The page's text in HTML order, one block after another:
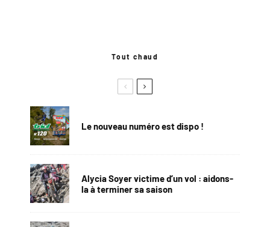
Tout chaud
Le nouveau numéro est dispo !
Alycia Soyer victime d’un vol : aidons-
la à terminer sa saison